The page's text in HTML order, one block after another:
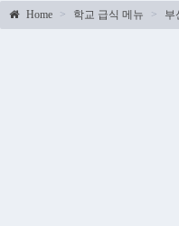
Home 학교 급식 메뉴 부